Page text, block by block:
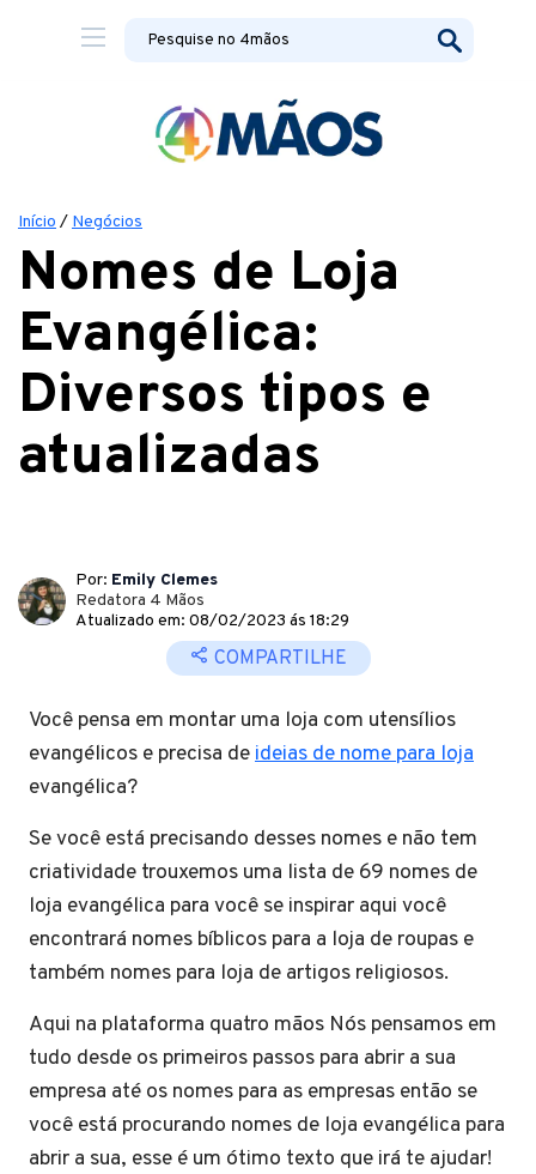
Início / Negócios
Nomes de Loja
Evangélica:
Diversos tipos e
atualizadas
Por: Emily Clemes
Redatora 4 Mãos
Atualizado em: 08/02/2023 ás 18:29
COMPARTILHE
Você pensa em montar uma loja com utensílios
evangélicos e precisa deideias de nome para loja
evangélica?
Se você está precisando desses nomes e não tem
criatividade trouxemos uma lista de 69 nomes de
loja evangélica para você se inspirar aqui você
encontrará nomes bíblicos para a loja de roupas e
também nomes para loja de artigos religiosos.
Aqui na plataforma quatro mãos Nós pensamos em
tudo desde os primeiros passos para abrir a sua
empresa até os nomes para as empresas então se
você está procurando nomes de loja evangélica para
abrir a sua, esse é um ótimo texto que irá te ajudar!